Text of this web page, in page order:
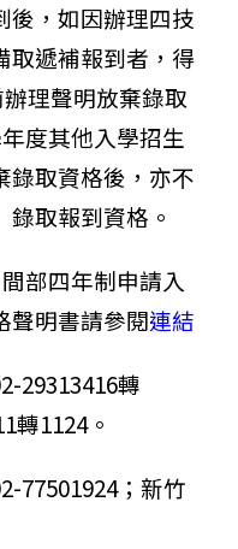
後，如因辦理四技
取遞補報到者，得
理聲明放棄錄取
度其他入學招生
錄取資格後，亦不
取報到資格。
部四年制申請入
聲明書請參閱連結
29313416轉
轉1124。
77501924；新竹